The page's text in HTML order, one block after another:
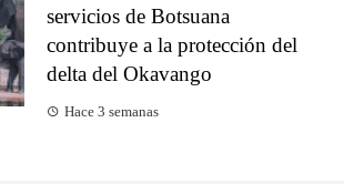
servicios de Botsuana
contribuye a la protección del
delta del Okavango
Hace 3 semanas